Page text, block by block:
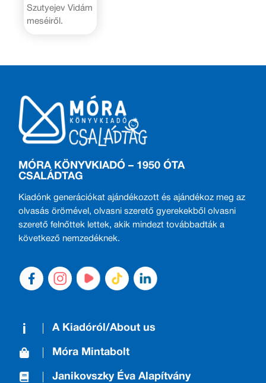
Szutyejev Vidám
meséiről.
MÓRA KÖNYVKIADÓ – 1950 ÓTA
CSALÁDTAG
Kiadónk generációkat ajándékozott és ajándékoz meg az
olvasás örömével, olvasni szerető gyerekekből olvasni
szerető felnőttek lettek, akik mindezt továbbadták a
következő nemzedéknek.
A Kiadóról/About us
Móra Mintabolt
Janikovszky Éva Alapítvány